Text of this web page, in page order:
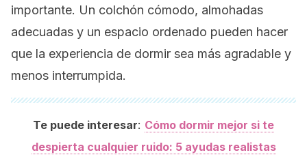
importante. Un colchón cómodo, almohadas
adecuadas y un espacio ordenado pueden hacer
que la experiencia de dormir sea más agradable y
menos interrumpida.
Te puede interesar: Cómo dormir mejor si te
despierta cualquier ruido: 5 ayudas realistas